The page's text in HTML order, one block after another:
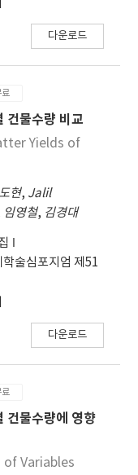
-
Spring
Spring
was
for the mean
the yield
greater than
Jeju Island,
which was
due to
even
and
in several
the data
in the Republic
다운로드
물수량 비교
Yields of
현, Jalil
임영철, 김경대
술심포지엄 제51
다운로드
물수량에 영향
Variables